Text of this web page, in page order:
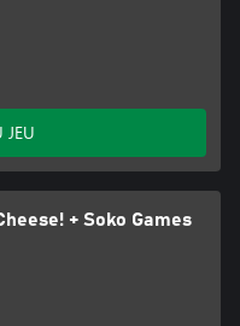
JEU
+ Soko Games